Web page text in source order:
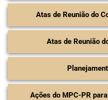
Atas de Reunião do
Atas de Reunião
Ações do MPC-PR